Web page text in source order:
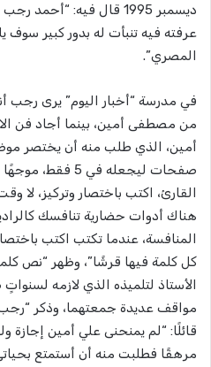
ديسمبر 1995 قال فيه:
عرفته فيه تنبأت له بدور كبير سوف
المصري”.
في مدرسة “أخبار اليوم” يرى رجب
من مصطفى أمين، بينما أجاد فن
صفحات ليجعله في
القارئ، اكتب باختصار وتركيز، لا
هناك أدوات حضارية تنافسك
المنافسة، عندما تكتب اكتب
كل كلمة فيها قرشًا”، وظهر “نص
الأستاذ لتلميذه الذي لازمه
مواقف عديدة جمعتهما، وذكر
قائلًا: “لم يمنحنى علي أمين
مرهقًا فطلبت منه أن أستمتع